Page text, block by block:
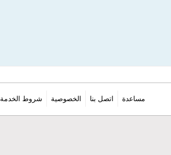
مساعدة اتصل بنا الخصوصية شروط الخدمة